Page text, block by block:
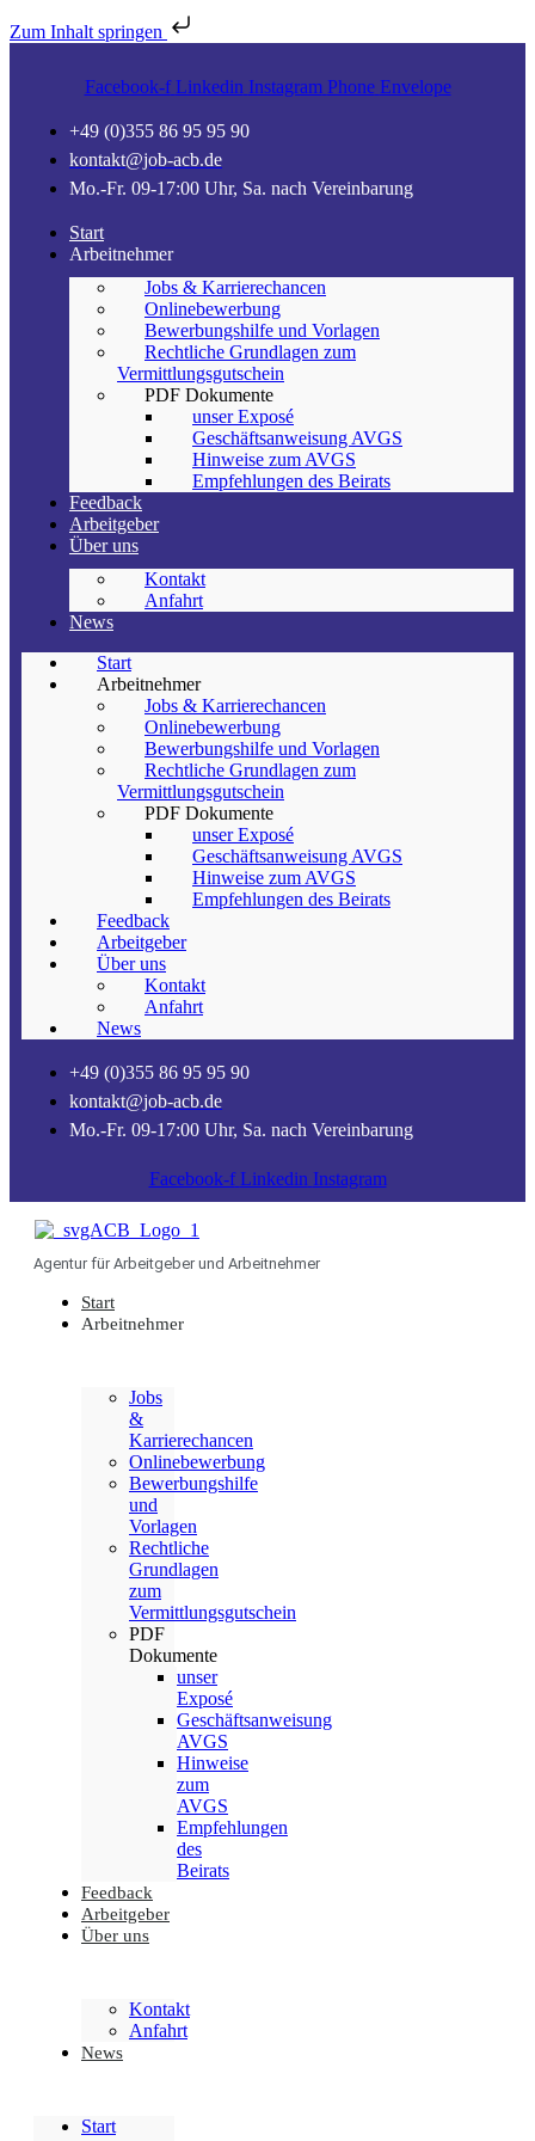
Zum Inhalt springen
Facebook-f Linkedin Instagram Phone Envelope
+49 (0)355 86 95 95 90
kontakt@job-acb.de
Mo.-Fr. 09-17:00 Uhr, Sa. nach Vereinbarung
Start
Arbeitnehmer
Jobs & Karrierechancen
Onlinebewerbung
Bewerbungshilfe und Vorlagen
Rechtliche Grundlagen zum
Vermittlungsgutschein
PDF Dokumente
unser Exposé
Geschäftsanweisung AVGS
Hinweise zum AVGS
Empfehlungen des Beirats
Feedback
Arbeitgeber
Über uns
Kontakt
Anfahrt
News
Start
Arbeitnehmer
Jobs & Karrierechancen
Onlinebewerbung
Bewerbungshilfe und Vorlagen
Rechtliche Grundlagen zum
Vermittlungsgutschein
PDF Dokumente
unser Exposé
Geschäftsanweisung AVGS
Hinweise zum AVGS
Empfehlungen des Beirats
Feedback
Arbeitgeber
Über uns
Kontakt
Anfahrt
News
+49 (0)355 86 95 95 90
kontakt@job-acb.de
Mo.-Fr. 09-17:00 Uhr, Sa. nach Vereinbarung
Facebook-f Linkedin Instagram
Agentur für Arbeitgeber und Arbeitnehmer
Start
Arbeitnehmer
Jobs
&
Karrierechancen
Onlinebewerbung
Bewerbungshilfe
und
Vorlagen
Rechtliche
Grundlagen
zum
Vermittlungsgutschein
PDF
Dokumente
unser
Exposé
Geschäftsanweisung
AVGS
Hinweise
zum
AVGS
Empfehlungen
des
Beirats
Feedback
Arbeitgeber
Über uns
Kontakt
Anfahrt
News
Start